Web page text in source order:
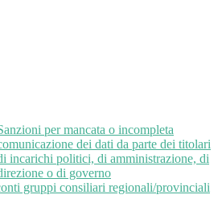
per mancata o incompleta
dei dati da parte dei titolari
incarichi politici, di amministrazione, di
o di governo
gruppi consiliari regionali/provinciali